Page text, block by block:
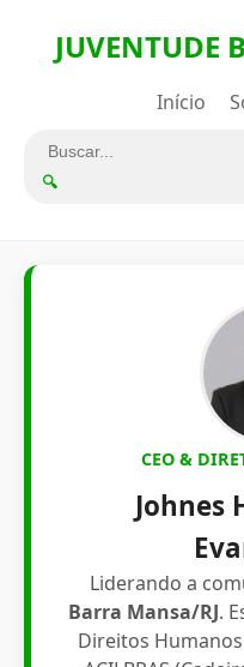
JUVENTUDE
Início
🔍
CEO &
Johnes
Liderando a
Barra Mansa/RJ.
Direitos